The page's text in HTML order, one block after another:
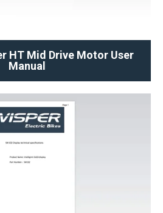
HT Mid Drive Motor User
Manual